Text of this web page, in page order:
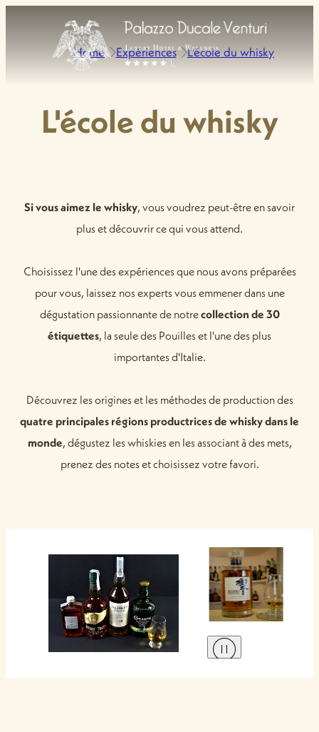
Home Expériences L'école du whisky
L'école du whisky
Si vous aimez le whisky, vous voudrez peut-être en savoir
plus et découvrir ce qui vous attend.
Choisissez l'une des expériences que nous avons préparées
pour vous, laissez nos experts vous emmener dans une
dégustation passionnante de notrecollection de 30
étiquettes, la seule des Pouilles et l'une des plus
importantes d'Italie.
Découvrez les origines et les méthodes de production des
quatre principales régions productrices de whisky dans le
monde, dégustez les whiskies en les associant à des mets,
prenez des notes et choisissez votre favori.